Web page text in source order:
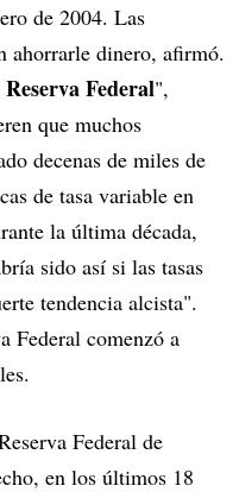
de 2004. Las
ahorrarle dinero, afirmó.
Federal",
que muchos
decenas de miles de
de tasa variable en
la última década,
sido así si las tasas
tendencia alcista".
Federal comenzó a
Federal de
en los últimos 18